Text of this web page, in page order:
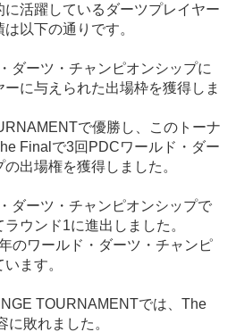
活躍しているダーツプレイヤー
以下の通りです。
ダーツ・チャンピオンシップに
に与えられた出場枠を獲得しま
で優勝し、このトーナ
Finalで3回PDCワールド・ダー
出場権を獲得しました。
ダーツ・チャンピオンシップで
ウンド1に進出しました。
のワールド・ダーツ・チャンピ
ます。
TOURNAMENTでは、The
敗れました。